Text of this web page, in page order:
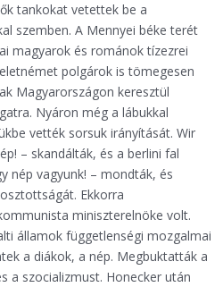
tankokat vetettek be a
szemben. A Mennyei béke terét
magyarok és románok tízezrei
polgárok is tömegesen
Magyarországon keresztül
Nyáron még a lábukkal
vették sorsuk irányítását. Wir
– skandálták, és a berlini fal
nép vagyunk! – mondták, és
Ekkorra
miniszterelnöke volt.
államok függetlenségi mozgalmai
a diákok, a nép. Megbuktatták a
a szocializmust. Honecker után